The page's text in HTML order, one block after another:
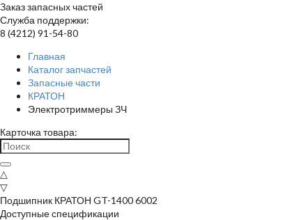
Заказ запасных частей
Служба поддержки:
8 (4212) 91-54-80
Главная
Каталог запчастей
Запасные части
КРАТОН
Электротриммеры ЗЧ
Карточка товара:
△
▽
Подшипник КРАТОН GT-1400 6002
Доступные спецификации